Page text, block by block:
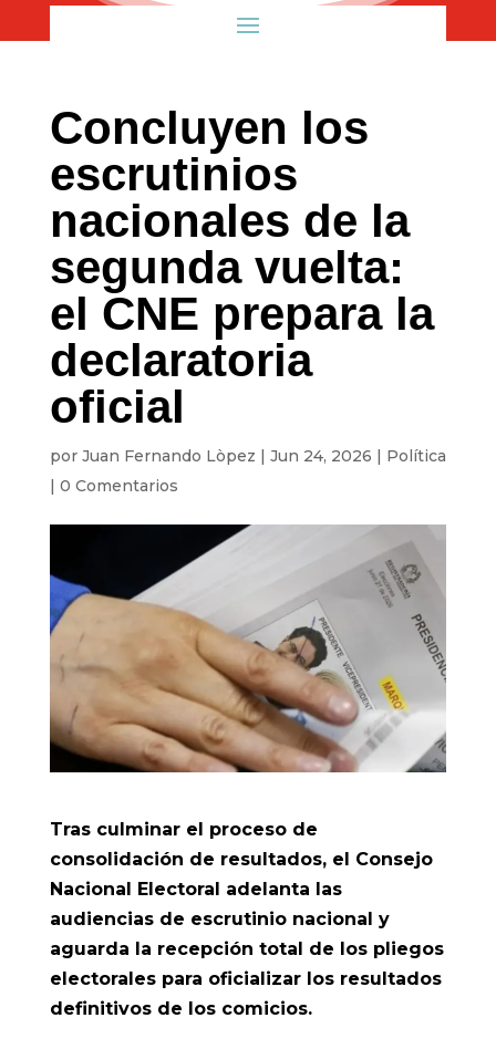
Concluyen los
escrutinios
nacionales de la
segunda vuelta:
el CNE prepara la
declaratoria
oficial
por Juan Fernando Lòpez | Jun 24, 2026 | Política
| 0 Comentarios
Tras culminar el proceso de
consolidación de resultados, el Consejo
Nacional Electoral adelanta las
audiencias de escrutinio nacional y
aguarda la recepción total de los pliegos
electorales para oficializar los resultados
definitivos de los comicios.